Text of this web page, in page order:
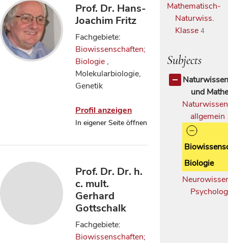
Prof. Dr. Hans-
Joachim Fritz
Fachgebiete:
Biowissenschaften;
Biologie ,
Molekularbiologie,
Genetik
Profil anzeigen
In eigener Seite öffnen
Prof. Dr. Dr. h.
c. mult.
Gerhard
Gottschalk
Fachgebiete:
Biowissenschaften;
Mathematisch-
Naturwiss.
Klasse 4
Subjects
und
allgemein
Biologie